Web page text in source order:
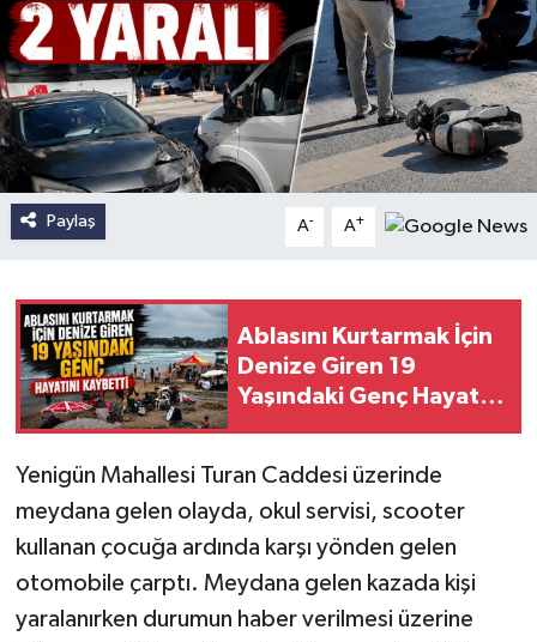
Paylaş A- A+
Ablasını Kurtarmak İçin
Denize Giren 19
Yaşındaki Genç Hayatını
Yenigün Mahallesi Turan Caddesi üzerinde
meydana gelen olayda, okul servisi, scooter
kullanan çocuğa ardında karşı yönden gelen
otomobile çarptı. Meydana gelen kazada kişi
yaralanırken durumun haber verilmesi üzerine